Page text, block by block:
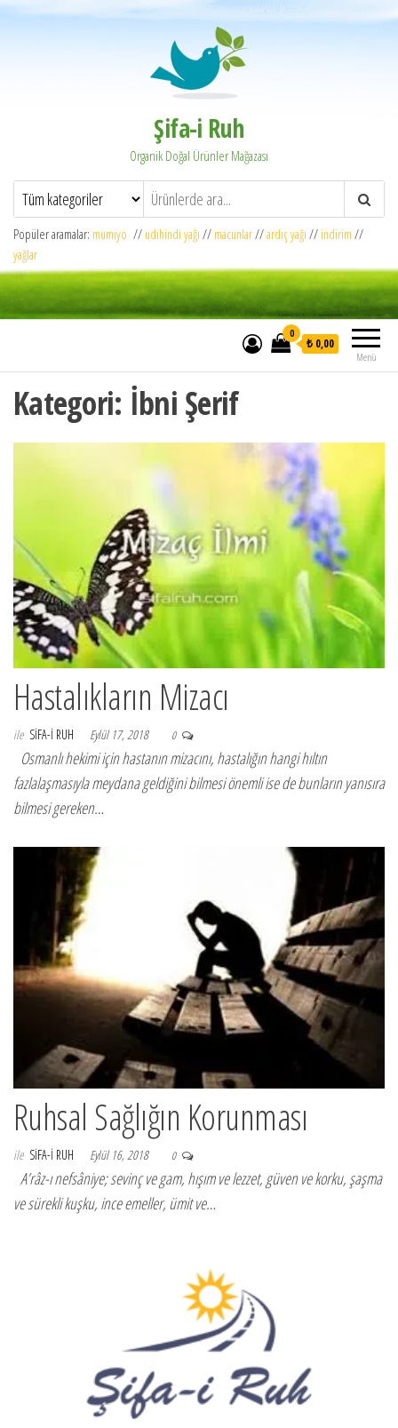
Şifa-i Ruh
Organik Doğal Ürünler Mağazası
Popüler aramalar: mumiyo // udihindi yağı // macunlar//ardıç yağı // indirim //
yağlar
Menü
0
₺ 0,00
Kategori: İbni Şerif
Hastalıkların Mizacı
ile SIFA-I RUH Eylül 17, 2018 0
Osmanlı hekimi için hastanın mizacını, hastalığın hangi hıltın
fazlalaşmasıyla meydana geldiğini bilmesi önemli ise de bunların yanısıra
bilmesi gereken…
Ruhsal Sağlığın Korunması
ile SIFA-I RUH Eylül 16, 2018 0
A’râz-ı nefsâniye; sevinç ve gam, hışım ve lezzet, güven ve korku, şaşma
ve sürekli kuşku, ince emeller, ümit ve…